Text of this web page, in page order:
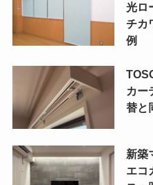
光ロ
チカ
例
カー
替と
新築
エコ